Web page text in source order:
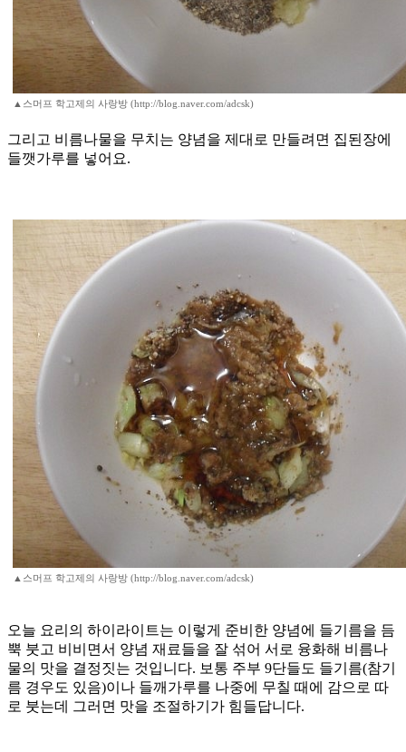
▲스머프 학고제의 사랑방 (http://blog.naver.com/adcsk)
그리고 비름나물을 무치는 양념을 제대로 만들려면 집된장에
들깻가루를 넣어요.
▲스머프 학고제의 사랑방 (http://blog.naver.com/adcsk)
오늘 요리의 하이라이트는 이렇게 준비한 양념에 들기름을 듬
뿍 붓고 비비면서 양념 재료들을 잘 섞어 서로 융화해 비름나
물의 맛을 결정짓는 것입니다. 보통 주부 9단들도 들기름(참기
름 경우도 있음)이나 들깨가루를 나중에 무칠 때에 감으로 따
로 붓는데 그러면 맛을 조절하기가 힘들답니다.